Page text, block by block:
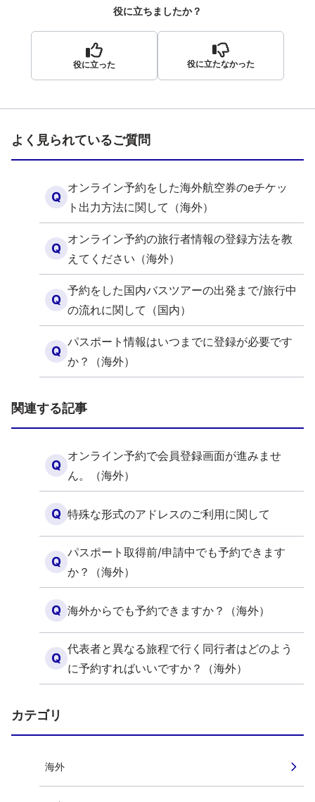
役に立ちましたか？
役に立った 役に立たなかった
よく見られているご質問
Q
オンライン予約をした海外航空券のeチケッ
ト出力方法に関して（海外）
Q
オンライン予約の旅行者情報の登録方法を教
えてください（海外）
Q
予約をした国内バスツアーの出発まで/旅行中
の流れに関して（国内）
Q
パスポート情報はいつまでに登録が必要です
か？（海外）
関連する記事
Q
オンライン予約で会員登録画面が進みませ
ん。（海外）
Q 特殊な形式のアドレスのご利用に関して
Q
パスポート取得前/申請中でも予約できます
か？（海外）
Q 海外からでも予約できますか？（海外）
Q
代表者と異なる旅程で行く同行者はどのよう
に予約すればいいですか？（海外）
カテゴリ
海外